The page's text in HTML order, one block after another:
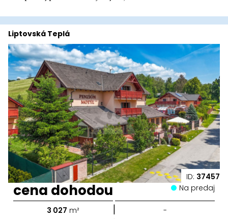
ID: 37457
Liptovská Teplá
cena dohodou Na predaj
3 027 m² | -